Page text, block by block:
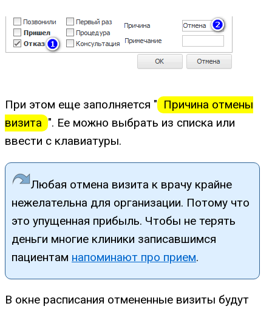
При этом еще заполняется " Причина отмены
визита ". Ее можно выбрать из списка или
ввести с клавиатуры.
Любая отмена визита к врачу крайне
нежелательна для организации. Потому что
это упущенная прибыль. Чтобы не терять
деньги многие клиники записавшимся
пациентам напоминают про прием.
В окне расписания отмененные визиты будут